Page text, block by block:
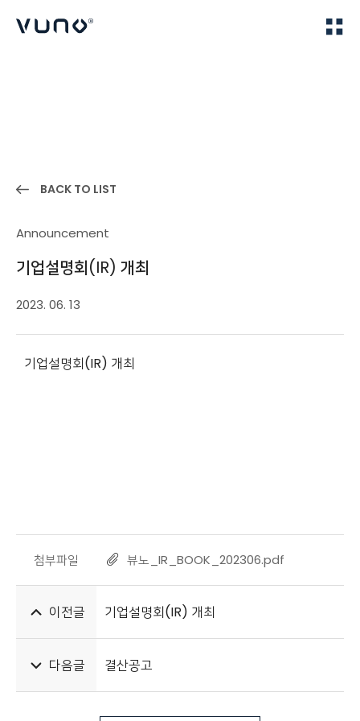
BACK TO LIST
Announcement
기업설명회(IR) 개최
2023. 06. 13
기업설명회(IR) 개최
첨부파일 뷰노_IR_BOOK_202306.pdf
이전글 기업설명회(IR) 개최
다음글 결산공고